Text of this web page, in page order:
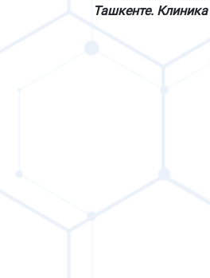
Ташкенте.